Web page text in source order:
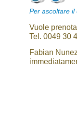
Per ascoltare il
Vuole
Tel. 0049 30
Fabian